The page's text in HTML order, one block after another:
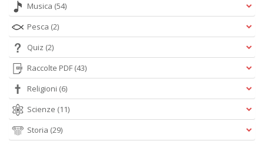
Musica (54)
Pesca (2)
Quiz (2)
Raccolte PDF (43)
Religioni (6)
Scienze (11)
Storia (29)